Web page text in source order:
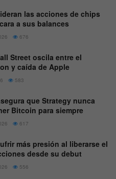
las acciones de chips
a sus balances
676
Street oscila entre el
y caída de Apple
583
que Strategy nunca
Bitcoin para siempre
617
más presión al liberarse el
desde su debut
556